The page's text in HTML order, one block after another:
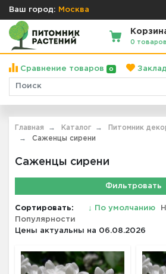
Ваш город: Москва
0
Сравнение товаров 0
Главная Каталог
Питомник
Саженцы сирени
Саженцы сирени
Фильтровать
Сортировать: ↓ По умолчанию
Популярности
Цены актуальны на 06.08.2026